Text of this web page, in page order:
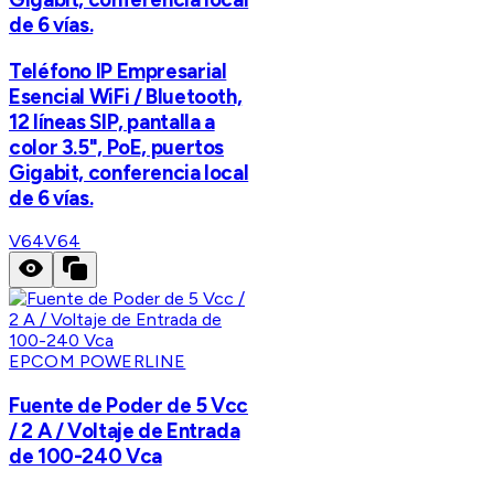
de 6 vías.
Teléfono IP Empresarial
Esencial WiFi / Bluetooth,
12 líneas SIP, pantalla a
color 3.5", PoE, puertos
Gigabit, conferencia local
de 6 vías.
V64V64
EPCOM POWERLINE
Fuente de Poder de 5 Vcc
/ 2 A / Voltaje de Entrada
de 100-240 Vca